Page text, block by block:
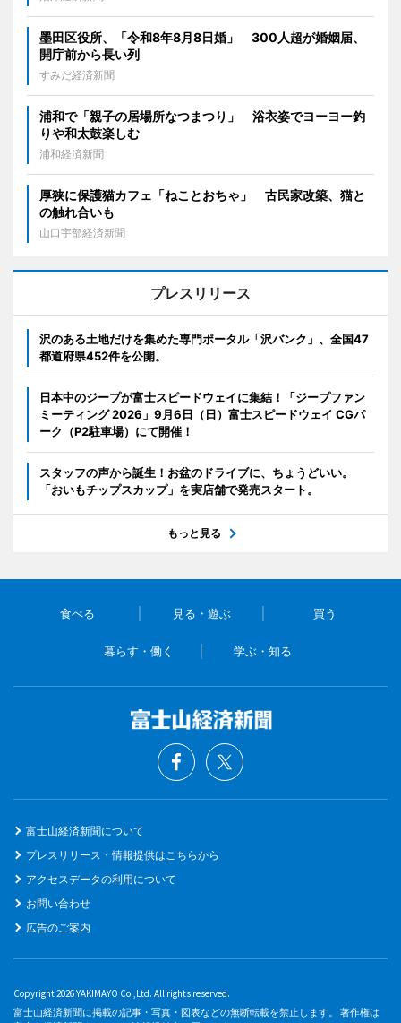
墨田区役所、「令和8年8月8日婚」 300人超が婚姻届、
開庁前から長い列
すみだ経済新聞
浦和で「親子の居場所なつまつり」 浴衣姿でヨーヨー釣
りや和太鼓楽しむ
浦和経済新聞
厚狭に保護猫カフェ「ねことおちゃ」 古民家改築、猫と
の触れ合いも
山口宇部経済新聞
プレスリリース
沢のある土地だけを集めた専門ポータル「沢バンク」、全国47
都道府県452件を公開。
日本中のジープが富士スピードウェイに集結！「ジープファン
ミーティング 2026」9月6日（日）富士スピードウェイ CGパ
ーク（P2駐車場）にて開催！
スタッフの声から誕生！お盆のドライブに、ちょうどいい。
「おいもチップスカップ」を実店舗で発売スタート。
もっと見る
食べる 見る・遊ぶ 買う
暮らす・働く 学ぶ・知る
富士山経済新聞について
プレスリリース・情報提供はこちらから
アクセスデータの利用について
お問い合わせ
広告のご案内
Copyright 2026 YAKIMAYO Co.,Ltd. All rights reserved.
富士山経済新聞に掲載の記事・写真・図表などの無断転載を禁止します。 著作権は